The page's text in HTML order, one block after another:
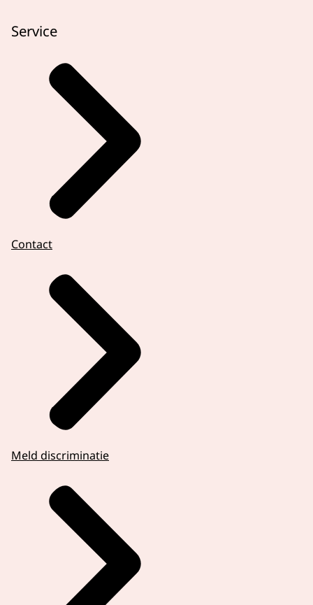
Service
Contact
Meld discriminatie